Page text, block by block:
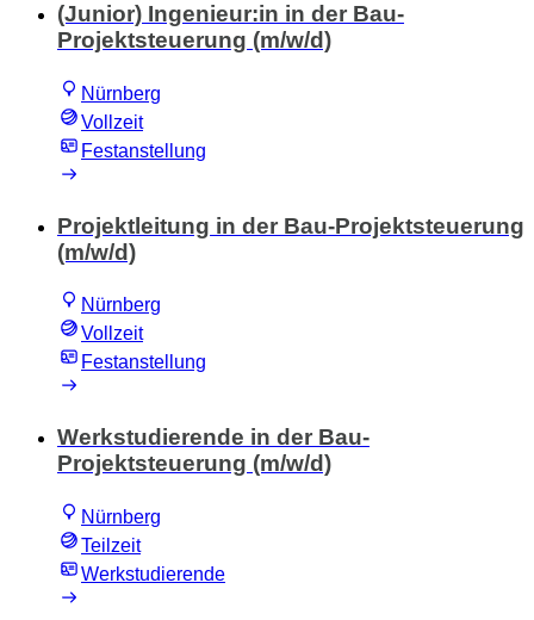
(Junior) Ingenieur:in in der Bau-
Projektsteuerung (m/w/d)
Nürnberg
Vollzeit
Festanstellung
Projektleitung in der Bau-Projektsteuerung
(m/w/d)
Nürnberg
Vollzeit
Festanstellung
Werkstudierende in der Bau-
Projektsteuerung (m/w/d)
Nürnberg
Teilzeit
Werkstudierende